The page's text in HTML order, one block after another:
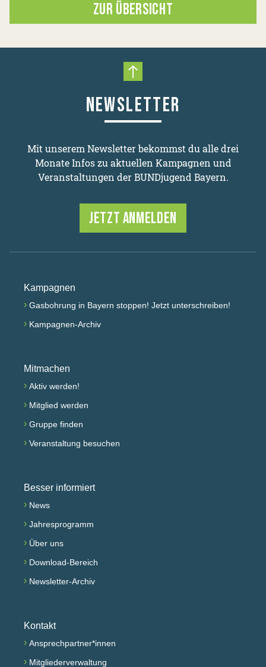
ZUR ÜBERSICHT
Nach oben scrollen
NEWSLETTER
Mit unserem Newsletter bekommst du alle drei
Monate Infos zu aktuellen Kampagnen und
Veranstaltungen der BUNDjugend Bayern.
JETZT ANMELDEN
Kampagnen
› Gasbohrung in Bayern stoppen! Jetzt unterschreiben!
› Kampagnen-Archiv
Mitmachen
› Aktiv werden!
› Mitglied werden
› Gruppe finden
› Veranstaltung besuchen
Besser informiert
› News
› Jahresprogramm
› Über uns
› Download-Bereich
› Newsletter-Archiv
Kontakt
› Ansprechpartner*innen
› Mitgliederverwaltung